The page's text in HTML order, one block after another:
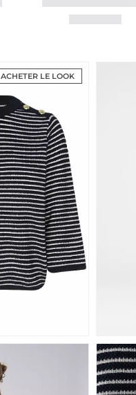
ACHETER LE LOOK